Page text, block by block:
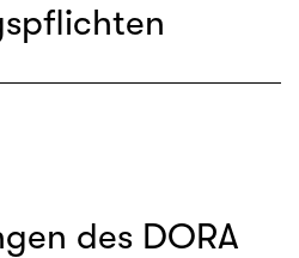
des DORA